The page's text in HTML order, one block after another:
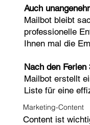
Auch
Mailbot bleibt
professionelle
Ihnen mal die
Nach den
Mailbot erstellt
Liste für eine
Marketing-Content
Content ist